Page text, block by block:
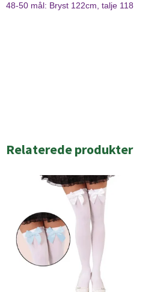
48-50 mål: Bryst 122cm, talje 118
Relaterede produkter